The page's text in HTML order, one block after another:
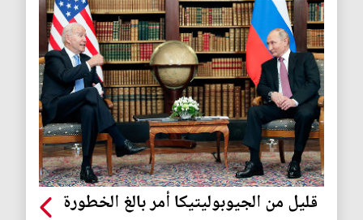
قليل من الجيوبوليتيكا أمر بالغ الخطورة